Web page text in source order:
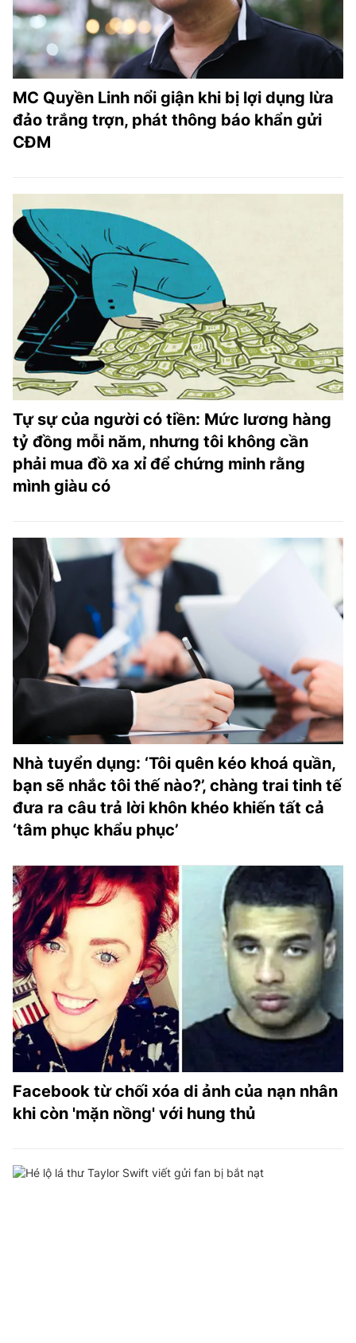
MC Quyền Linh nổi giận khi bị lợi dụng lừa
đảo trắng trợn, phát thông báo khẩn gửi
CĐM
Tự sự của người có tiền: Mức lương hàng
tỷ đồng mỗi năm, nhưng tôi không cần
phải mua đồ xa xỉ để chứng minh rằng
mình giàu có
Nhà tuyển dụng: ‘Tôi quên kéo khoá quần,
bạn sẽ nhắc tôi thế nào?’, chàng trai tinh tế
đưa ra câu trả lời khôn khéo khiến tất cả
‘tâm phục khẩu phục’
Facebook từ chối xóa di ảnh của nạn nhân
khi còn 'mặn nồng' với hung thủ